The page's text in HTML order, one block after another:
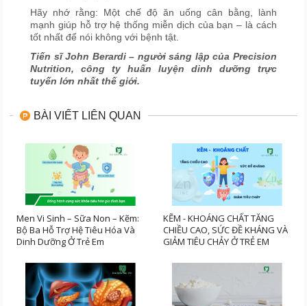
Hãy nhớ rằng: Một chế độ ăn uống cân bằng, lành
mạnh giúp hỗ trợ hệ thống miễn dịch của bạn – là cách
tốt nhất để nói không với bệnh tật.
Tiến sĩ John Berardi – người sáng lập của Precision
Nutrition, công ty huấn luyện dinh dưỡng trực
tuyến lớn nhất thế giới.
BÀI VIẾT LIÊN QUAN
Men Vi Sinh – Sữa Non – Kẽm:
Bộ Ba Hỗ Trợ Hệ Tiêu Hóa Và
Dinh Dưỡng Ở Trẻ Em
KẼM - KHOÁNG CHẤT TĂNG
CHIỀU CAO, SỨC ĐỀ KHÁNG VÀ
GIẢM TIÊU CHẢY Ở TRẺ EM